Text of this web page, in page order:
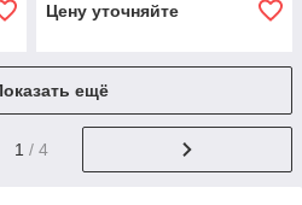
Цену уточняйте
ещё
1 / 4